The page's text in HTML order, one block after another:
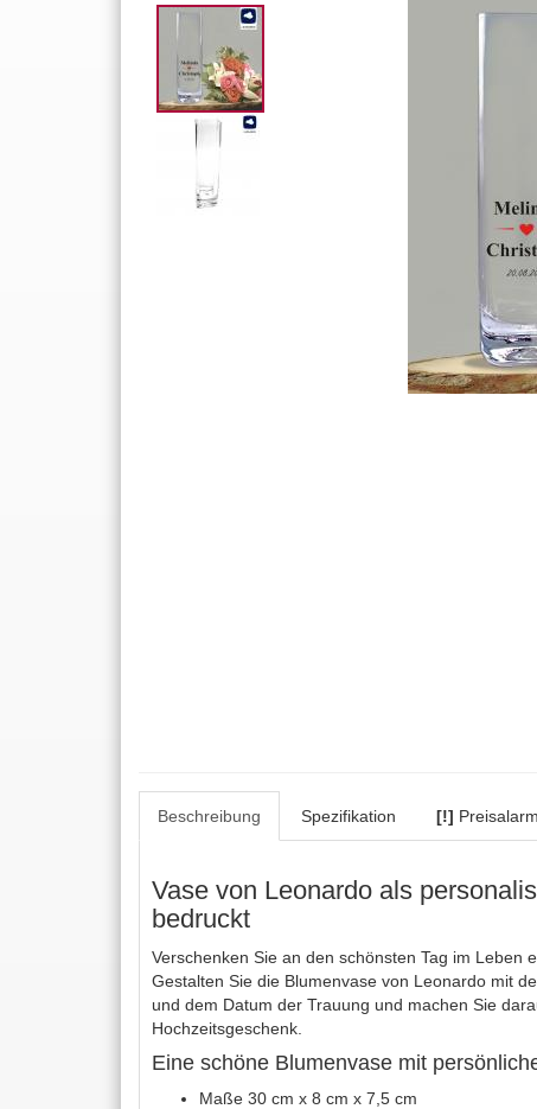
Beschreibung Spezifikation [!]
Vase von Leonardo als
bedruckt
Verschenken Sie an den schönsten Tag im Leben
Gestalten Sie die Blumenvase von Leonardo mit
und dem Datum der Trauung und machen Sie
Hochzeitsgeschenk.
Eine schöne Blumenvase mit
Maße 30 cm x 8 cm x 7,5 cm